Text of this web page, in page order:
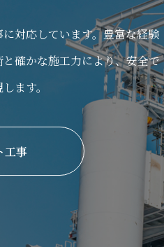
対応しています。豊富な経験
確かな施工力により、安全で
ます。
工事